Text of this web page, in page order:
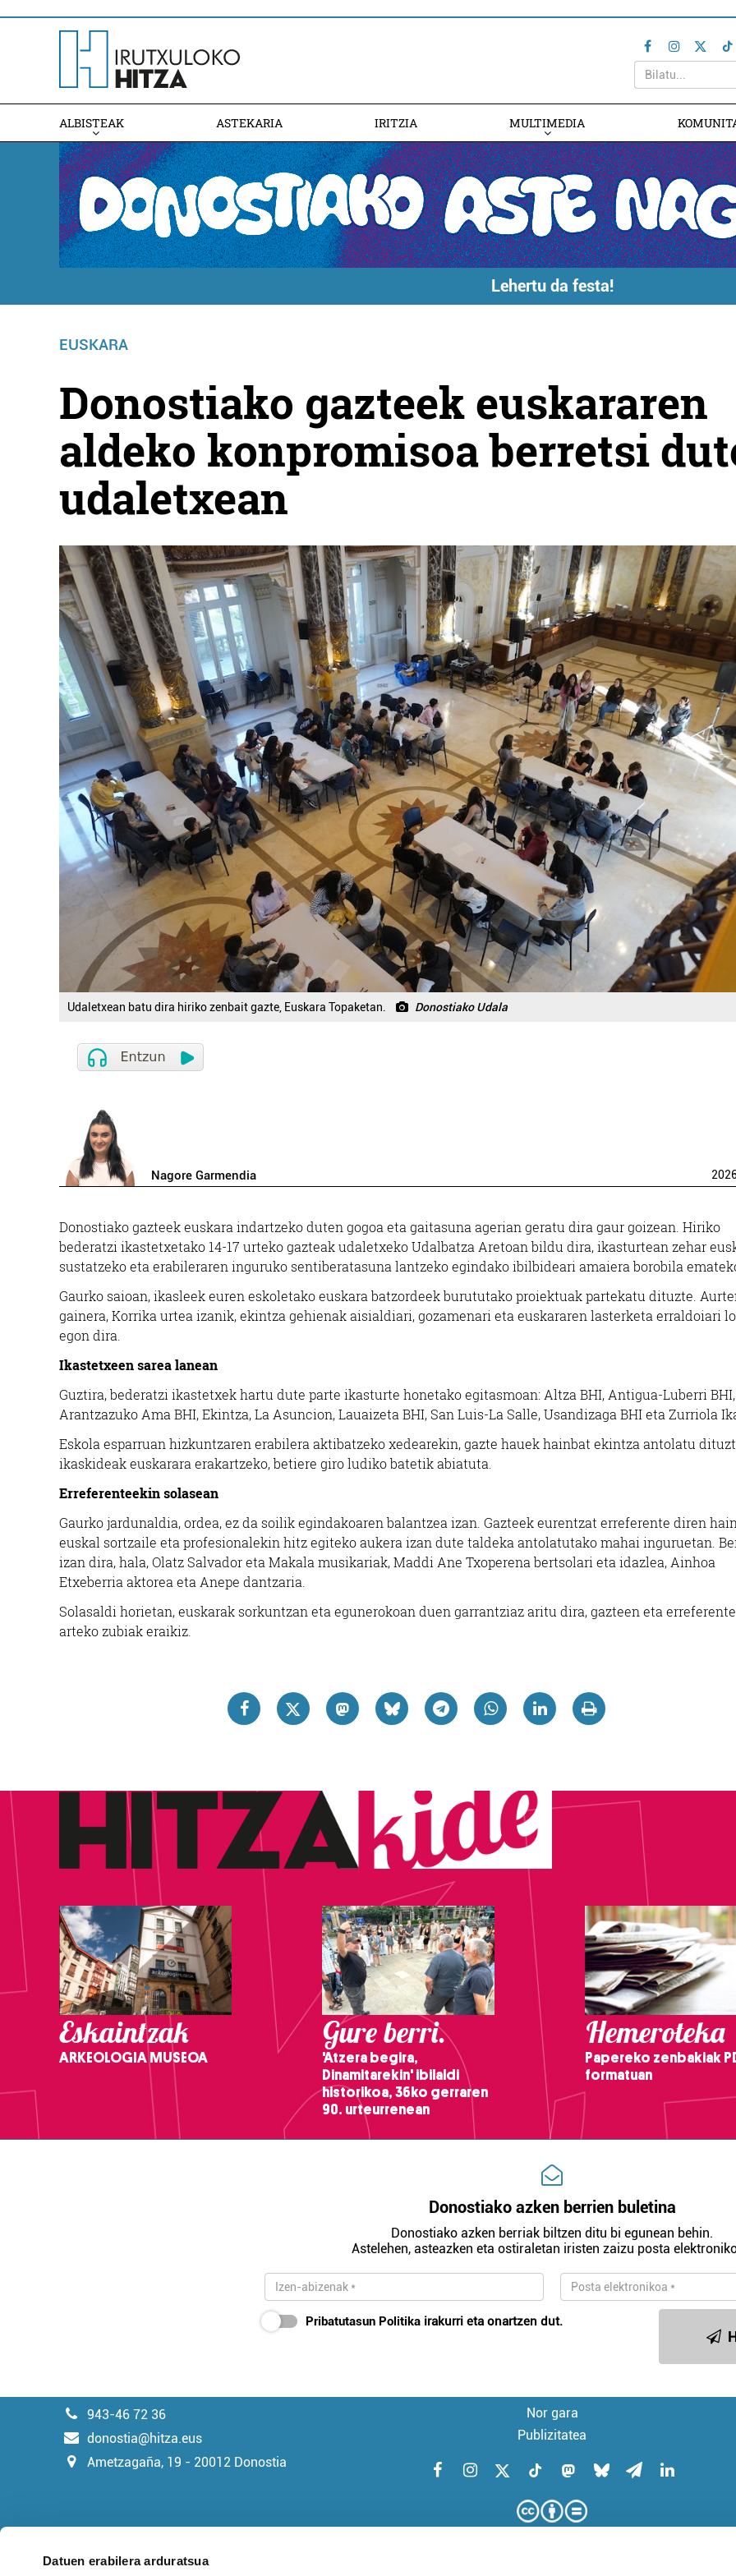
Datuen erabilera arduratsua
ALBISTEAK ASTEKARIA IRITZIA MULTIMEDIA
Lehertu da festa!
EUSKARA
Donostiako gazteek euskararen
aldeko konpromisoa berretsi
udaletxean
Udaletxean batu dira hiriko zenbait gazte, Euskara Topaketan. Donostiako Udala
Nagore Garmendia
Donostiako gazteek euskara indartzeko duten gogoa eta gaitasuna agerian geratu dira gaur goizean. Hiriko
bederatzi ikastetxetako 14-17 urteko gazteak udaletxeko Udalbatza Aretoan bildu dira, ikasturtean zehar
sustatzeko eta erabileraren inguruko sentiberatasuna lantzeko egindako ibilbideari amaiera borobila
Gaurko saioan, ikasleek euren eskoletako euskara batzordeek burututako proiektuak partekatu dituzte.
gainera, Korrika urtea izanik, ekintza gehienak aisialdiari, gozamenari eta euskararen lasterketa erraldoiari
egon dira.
Ikastetxeen sarea lanean
Guztira, bederatzi ikastetxek hartu dute parte ikasturte honetako egitasmoan: Altza BHI, Antigua-Luberri BHI,
Arantzazuko Ama BHI, Ekintza, La Asuncion, Lauaizeta BHI, San Luis-La Salle, Usandizaga BHI eta Zurriola
Eskola esparruan hizkuntzaren erabilera aktibatzeko xedearekin, gazte hauek hainbat ekintza antolatu
ikaskideak euskarara erakartzeko, betiere giro ludiko batetik abiatuta.
Erreferenteekin solasean
Gaurko jardunaldia, ordea, ez da soilik egindakoaren balantzea izan. Gazteek eurentzat erreferente diren
euskal sortzaile eta profesionalekin hitz egiteko aukera izan dute taldeka antolatutako mahai inguruetan.
izan dira, hala, Olatz Salvador eta Makala musikariak, Maddi Ane Txoperena bertsolari eta idazlea, Ainhoa
Etxeberria aktorea eta Anepe dantzaria.
Solasaldi horietan, euskarak sorkuntzan eta egunerokoan duen garrantziaz aritu dira, gazteen eta
arteko zubiak eraikiz.
Eskaintzak
ARKEOLOGIA MUSEOA
Gure berri.
'Atzera begira,
Dinamitarekin' ibilaldi
historikoa, 36ko gerraren
90. urteurrenean
Hemeroteka
Papereko zenbakiak
formatuan
Donostiako azken berrien buletina
Donostiako azken berriak biltzen ditu bi egunean behin.
Astelehen, asteazken eta ostiraletan iristen zaizu posta
Pribatutasun Politika irakurri eta onartzen dut.
943-46 72 36
donostia@hitza.eus
Ametzagaña, 19 - 20012 Donostia
Nor gara
Publizitatea